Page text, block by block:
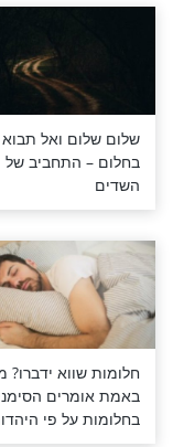
מטריד?
הבאה
ואל תבוא לי